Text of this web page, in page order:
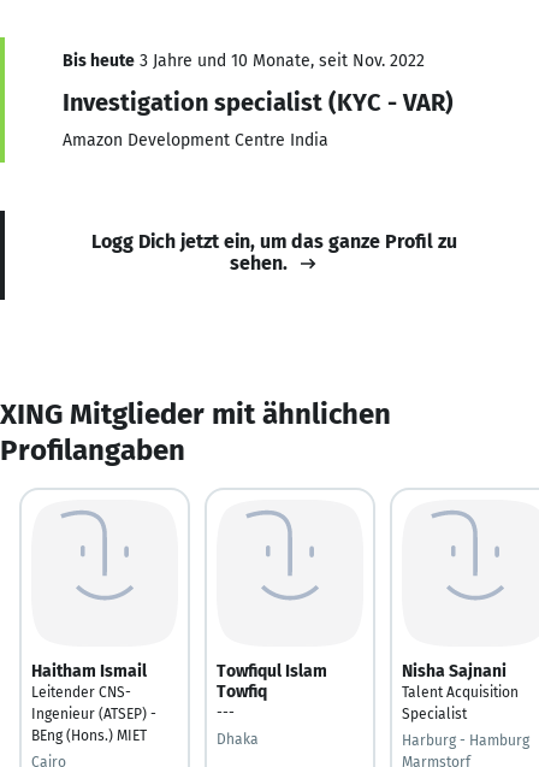
Bis heute 3 Jahre und 10 Monate, seit Nov. 2022
Investigation specialist (KYC - VAR)
Amazon Development Centre India
Logg Dich jetzt ein, um das ganze Profil zu
sehen.
XING Mitglieder mit ähnlichen
Profilangaben
Haitham Ismail
Leitender CNS-
Ingenieur (ATSEP) -
BEng (Hons.) MIET
Cairo
Towfiqul Islam
Towfiq
---
Dhaka
Nisha Sajnani
Talent Acquisition
Specialist
Harburg - Hamburg
Marmstorf